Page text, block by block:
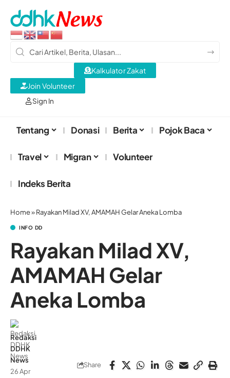
Sign In
Kalkulator Zakat
Join Volunteer
Tentang Donasi Berita Pojok Baca
Travel Migran Volunteer
Indeks Berita
Home»Rayakan Milad XV, AMAMAH Gelar Aneka Lomba
INFO DD
Rayakan Milad XV,
AMAMAH Gelar
Aneka Lomba
Redaksi
DDHK
News
26 Apr
Share